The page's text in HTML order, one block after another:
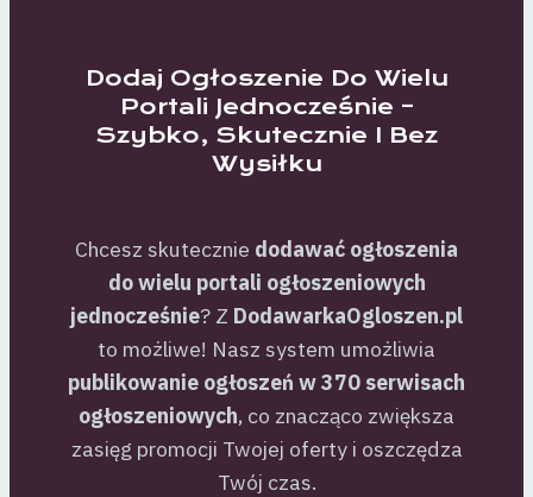
Dodaj Ogłoszenie Do Wielu
Portali Jednocześnie –
Szybko, Skutecznie I Bez
Wysiłku
Chcesz skutecznie dodawać ogłoszenia
do wielu portali ogłoszeniowych
jednocześnie? Z DodawarkaOgloszen.pl
to możliwe! Nasz system umożliwia
publikowanie ogłoszeń w 370 serwisach
ogłoszeniowych, co znacząco zwiększa
zasięg promocji Twojej oferty i oszczędza
Twój czas.